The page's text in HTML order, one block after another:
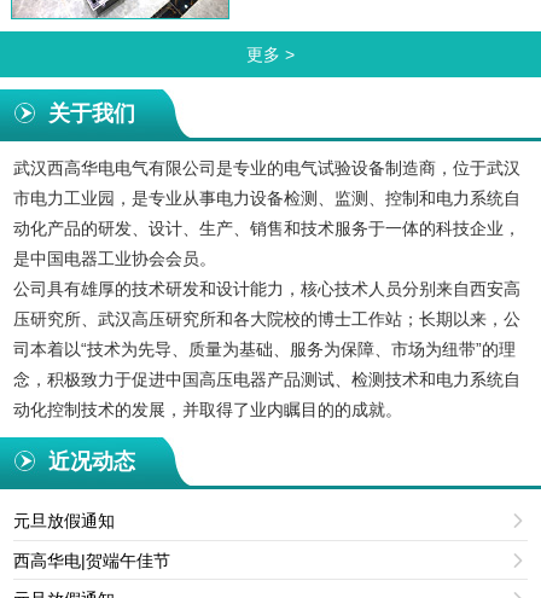
更多 >
关于我们
武汉西高华电电气有限公司是专业的电气试验设备制造商，位于武汉
市电力工业园，是专业从事电力设备检测、监测、控制和电力系统自
动化产品的研发、设计、生产、销售和技术服务于一体的科技企业，
是中国电器工业协会会员。
公司具有雄厚的技术研发和设计能力，核心技术人员分别来自西安高
压研究所、武汉高压研究所和各大院校的博士工作站；长期以来，公
司本着以“技术为先导、质量为基础、服务为保障、市场为纽带”的理
念，积极致力于促进中国高压电器产品测试、检测技术和电力系统自
动化控制技术的发展，并取得了业内瞩目的的成就。
近况动态
元旦放假通知 
西高华电|贺端午佳节 